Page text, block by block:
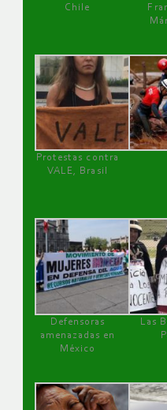
Chile
Protestas contra
VALE, Brasil
Defensoras
amenazadas en
México
Las